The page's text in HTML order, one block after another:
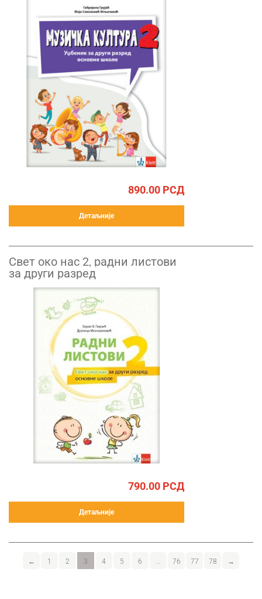
890.00 РСД
Детаљније
Свет око нас 2, радни листови
за други разред
790.00 РСД
Детаљније
← 1 2 3 4 5 6 76 77 78 →